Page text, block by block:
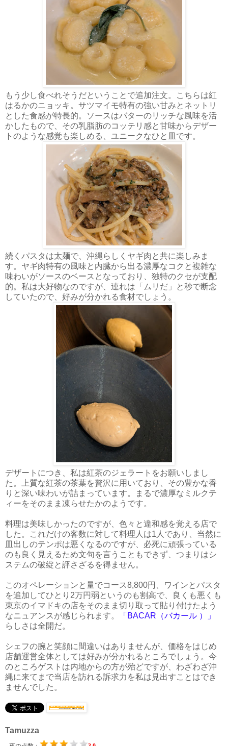
もう少し食べれそうだということで追加注文。こちらは紅
はるかのニョッキ。サツマイモ特有の強い甘みとネットリ
とした食感が特長的。ソースはバターのリッチな風味を活
かしたもので、その乳脂肪のコッテリ感と甘味からデザー
トのような感覚も楽しめる、ユニークなひと皿です。
続くパスタは太麺で、沖縄らしくヤギ肉と共に楽しみま
す。ヤギ肉特有の風味と内臓から出る濃厚なコクと複雑な
味わいがソースのベースとなっており、独特のクセが支配
的。私は大好物なのですが、連れは「ムリだ」と秒で断念
していたので、好みが分かれる食材でしょう。
デザートにつき、私は紅茶のジェラートをお願いしまし
た。上質な紅茶の茶葉を贅沢に用いており、その豊かな香
りと深い味わいが詰まっています。まるで濃厚なミルクテ
ィーをそのまま凍らせたかのようです。
料理は美味しかったのですが、色々と違和感を覚える店で
した。これだけの客数に対して料理人は1人であり、当然に
皿出しのテンポは悪くなるのですが、必死に頑張っている
のも良く見えるため文句を言うこともできず、つまりはシ
ステムの破綻と評さざるを得ません。
このオペレーションと量でコース8,800円、ワインとパスタ
を追加してひとり2万円弱というのも割高で、良くも悪くも
東京のイマドキの店をそのまま切り取って貼り付けたよう
なニュアンスが感じられます。
「BACAR（バカール ）」
らしさは全開だ。
シェフの腕と笑顔に間違いはありませんが、価格をはじめ
店舗運営全体としては好みが分かれるところでしょう。今
のところゲストは内地からの方が殆どですが、わざわざ沖
縄に来てまで当店を訪れる訴求力を私は見出すことはでき
ませんでした。
Tamuzza